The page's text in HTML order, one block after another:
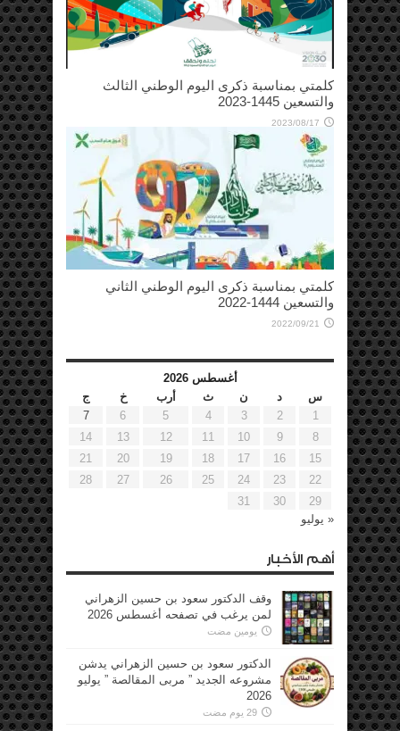
كلمتي بمناسبة ذكرى اليوم الوطني الثالث
والتسعين 1445-2023
2023/08/17
كلمتي بمناسبة ذكرى اليوم الوطني الثاني
والتسعين 1444-2022
2022/09/21
أغسطس 2026
س
د ن ث أرب خ
ج
1
2
3
4
5
6
7
8
9
10
11
12
13
14
15
16
17
18
19
20
21
22
23
24
25
26
27
28
29
30
31
« يوليو
أهم الأخبار
وقف الدكتور سعود بن حسين الزهراني
لمن يرغب في تصفحه أغسطس 2026
يومين مضت
الدكتور سعود بن حسين الزهراني يدشن
مشروعه الجديد ” مربى المقالصة ” يوليو
2026
29 يوم مضت